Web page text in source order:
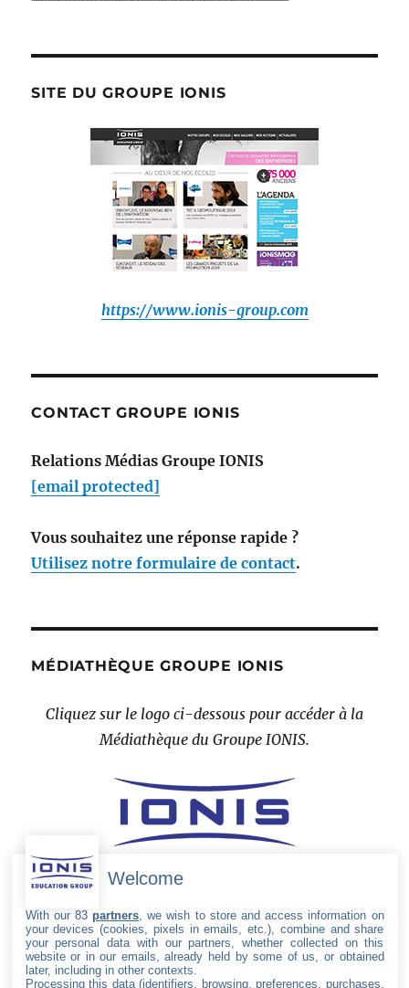
de
SITE DU GROUPE IONIS
https://www.ionis-group.com
CONTACT GROUPE IONIS
Relations Médias Groupe IONIS
[email protected]
Vous souhaitez une réponse rapide ?
Utilisez notre formulaire de contact.
MÉDIATHÈQUE GROUPE IONIS
Cliquez sur le logo ci-dessous pour accéder à la
Médiathèque du Groupe IONIS.
Welcome
With our 83 partners , we wish to store and access information on
your devices (cookies, pixels in emails, etc.), combine and share
your personal data with our partners, whether collected on this
website or in our emails, already held by some of us, or obtained
later, including in other contexts.
Processing this data (identifiers, browsing, preferences, purchases,